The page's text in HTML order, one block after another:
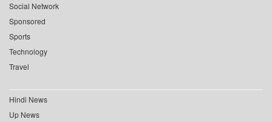
Social Network
Sponsored
Sports
Technology
Travel
Hindi News
Up News